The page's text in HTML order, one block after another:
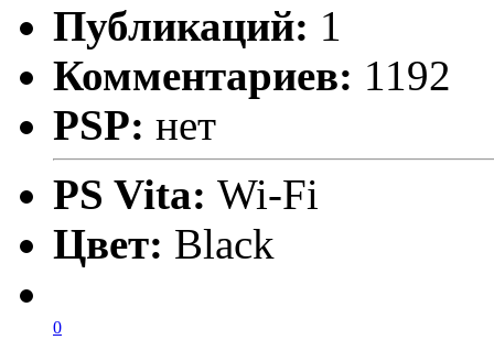
Публикаций: 1
Комментариев: 1192
PSP: нет
PS Vita: Wi-Fi
Цвет: Black
0